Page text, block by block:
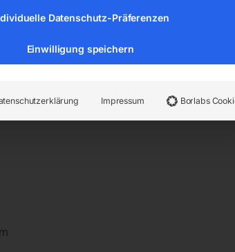
Datenschutz-Präferenzen
Einwilligung speichern
Impressum Borlabs